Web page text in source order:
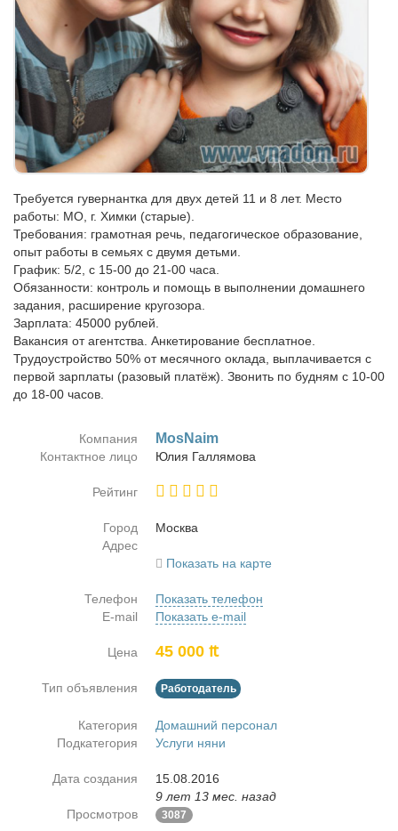
Требуется гувернантка для двух детей 11 и 8 лет. Место
работы: МО, г. Химки (старые).
Требования: грамотная речь, педагогическое образование,
опыт работы в семьях с двумя детьми.
График: 5/2, с 15-00 до 21-00 часа.
Обязанности: контроль и помощь в выполнении домашнего
задания, расширение кругозора.
Зарплата: 45000 рублей.
Вакансия от агентства. Анкетирование бесплатное.
Трудоустройство 50% от месячного оклада, выплачивается с
первой зарплаты (разовый платёж). Звонить по будням с 10-00
до 18-00 часов.
Компания MosNaim
Контактное лицо Юлия Гал­ля­мо­ва
Рейтинг
Город
Москва
Адрес
Показать на карте
Телефон
Показать телефон
E-mail
Показать e-mail
Цена 45 000 ₶
Тип объявления Работодатель
Категория
Домашний персонал
Подкатегория
Услуги няни
Дата создания
15.08.2016
9 лет 13 мес. назад
Просмотров
3087